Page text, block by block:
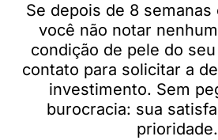
Se depois de 8
você não notar
condição de pele do
contato para solicitar a
investimento. Sem
burocracia: sua
prioridade.